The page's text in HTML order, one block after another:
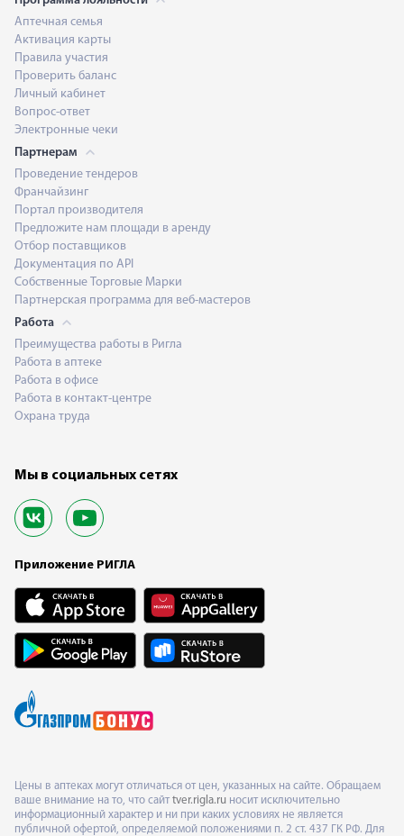
Аптечная семья
Активация карты
Правила участия
Проверить баланс
Личный кабинет
Вопрос-ответ
Электронные чеки
Партнерам
Проведение тендеров
Франчайзинг
Портал производителя
Предложите нам площади в аренду
Отбор поставщиков
Документация по API
Собственные Торговые Марки
Партнерская программа для веб-мастеров
Работа
Преимущества работы в Ригла
Работа в аптеке
Работа в офисе
Работа в контакт-центре
Охрана труда
Мы в социальных сетях
Приложение РИГЛА
Цены в аптеках могут отличаться от цен, указанных на сайте. Обращаем
ваше внимание на то, что сайт tver.rigla.ru носит исключительно
информационный характер и ни при каких условиях не является
публичной офертой, определяемой положениями п. 2 ст. 437 ГК РФ. Для